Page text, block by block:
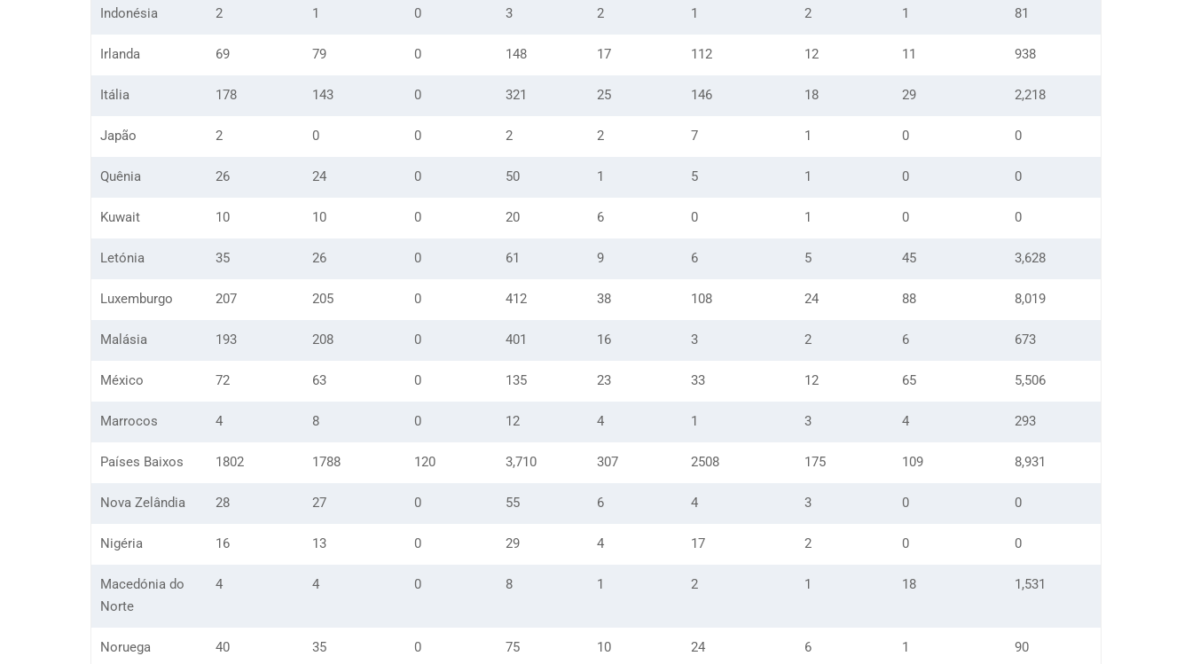
Indonésia 2 1 0 3 2 1 2 1 81
Irlanda 69 79 0 148 17 112 12 11 938
Itália 178 143 0 321 25 146 18 29 2,218
Japão 2 0 0 2 2 7 1 0 0
Quênia 26 24 0 50 1 5 1 0 0
Kuwait 10 10 0 20 6 0 1 0 0
Letónia 35 26 0 61 9 6 5 45 3,628
Luxemburgo 207 205 0 412 38 108 24 88 8,019
Malásia 193 208 0 401 16 3 2 6 673
México 72 63 0 135 23 33 12 65 5,506
Marrocos 4 8 0 12 4 1 3 4 293
Países Baixos 1802 1788 120 3,710 307 2508 175 109 8,931
Nova Zelândia 28 27 0 55 6 4 3 0 0
Nigéria 16 13 0 29 4 17 2 0 0
Macedónia do
Norte
4 4 0 8 1 2 1 18 1,531
Noruega 40 35 0 75 10 24 6 1 90